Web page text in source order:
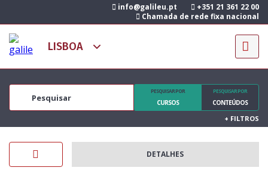
info@galileu.pt
+351 21 361 22 00
Chamada de rede fixa nacional
PESQUISAR POR
CURSOS
PESQUISAR POR
CONTEÚDOS
+ FILTROS
DETALHES